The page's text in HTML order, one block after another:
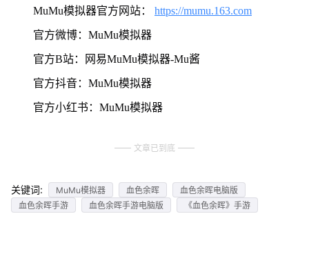
MuMu模拟器官方网站： https://mumu.163.com
官方微博：MuMu模拟器
官方B站：网易MuMu模拟器-Mu酱
官方抖音：MuMu模拟器
官方小红书：MuMu模拟器
文章已到底
关键词: MuMu模拟器 血色余晖
血色余晖电脑版
血色余晖手游
血色余晖手游电脑版 《血色余晖》手游